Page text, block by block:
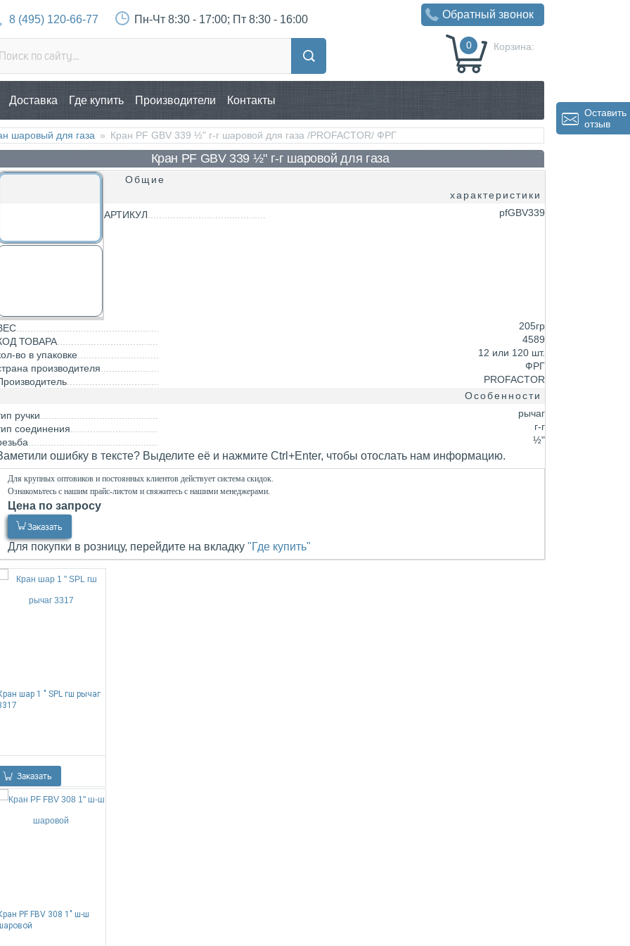
Корзина:
0
8 (495) 120-66-77 Пн-Чт 8:30 - 17:00; Пт 8:30 - 16:00 Обратный звонок
Доставка Где купить Производители Контакты
шаровый для газа » Кран PF GBV 339 ½" г-г шаровой для газа /PROFACTOR/ ФРГ
Кран PF GBV 339 ½" г-г шаровой для газа
Общие
характеристики
АРТИКУЛ
pfGBV339
205гр
ТОВАРА
4589
во в упаковке
12 или 120 шт.
производителя
ФРГ
PROFACTOR
Особенности
ручки
рычаг
соединения
г-г
½"
ошибку в тексте? Выделите её и нажмите Ctrl+Enter, чтобы отослать нам информацию.
Для крупных оптовиков и постоянных клиентов действует система скидок.
Ознакомьтесь с нашим прайс-листом и свяжитесь с нашими менеджерами.
Цена по запросу
Заказать
Для покупки в розницу, перейдите на вкладку "Где купить"
шар 1 " SPL гш рычаг
Заказать
PF FBV 308 1" ш-ш
Оставить
отзыв